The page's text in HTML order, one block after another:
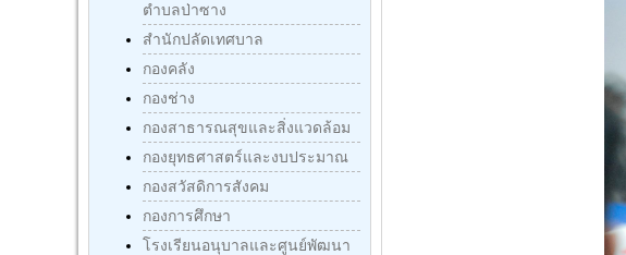
ตำบลป่าซาง
สำนักปลัดเทศบาล
กองคลัง
กองช่าง
กองสาธารณสุขและสิ่งแวดล้อม
กองยุทธศาสตร์และงบประมาณ
กองสวัสดิการสังคม
กองการศึกษา
โรงเรียนอนุบาลและศูนย์พัฒนา